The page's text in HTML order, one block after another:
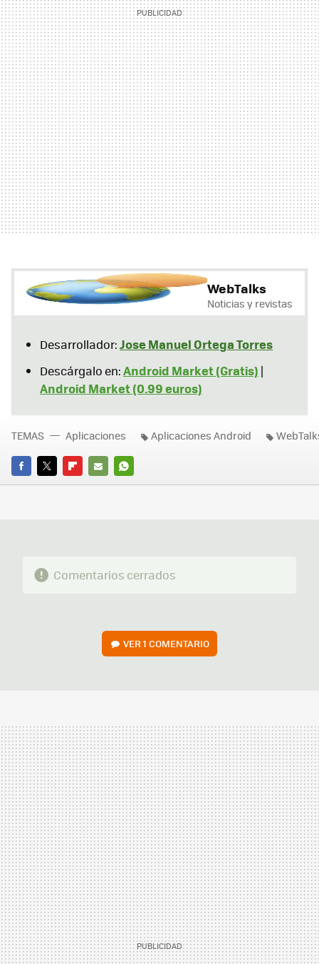
WebTalks
Noticias y revistas
Desarrollador:Jose Manuel Ortega Torres
Descárgalo en:Android Market (Gratis) |
Android Market (0.99 euros)
FACEBOOK
TWITTERFLIPBOARD
E-
WHATSAPP
TEMAS Aplicaciones Aplicaciones Android
Comentarios cerrados
VER1 COMENTARIO